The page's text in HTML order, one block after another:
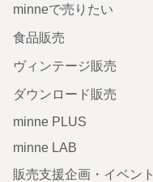
minneで売りたい
食品販売
ヴィンテージ販売
ダウンロード販売
minne PLUS
minne LAB
販売支援企画・イベント